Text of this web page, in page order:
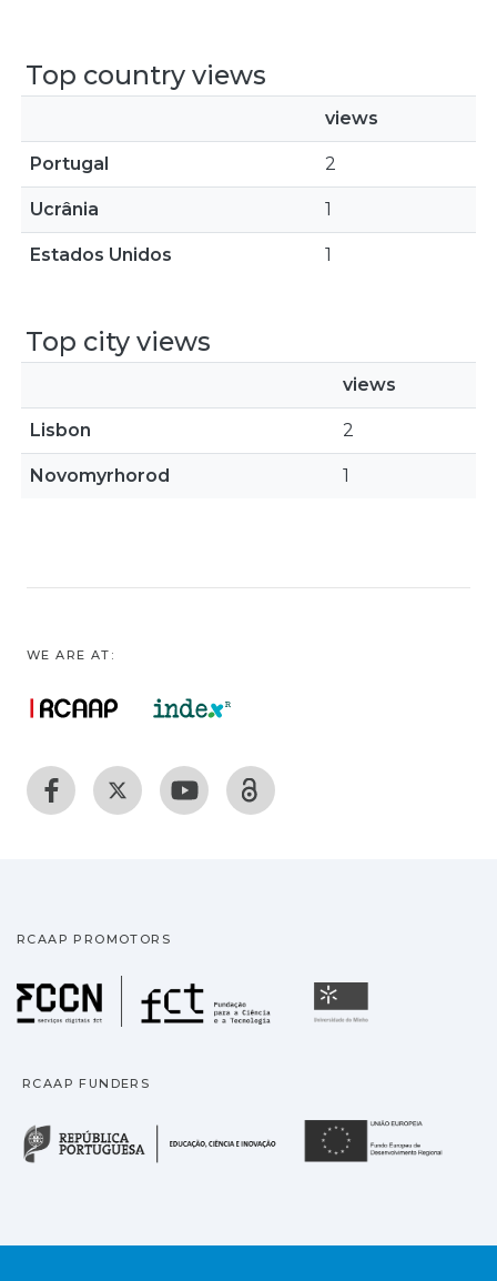
Top country views
views
Portugal 2
Ucrânia 1
Estados Unidos 1
Top city views
views
Lisbon 2
Novomyrhorod 1
WE ARE AT:
RCAAP PROMOTORS
Fundação para a
RCAAP FUNDERS
República Portuguesa